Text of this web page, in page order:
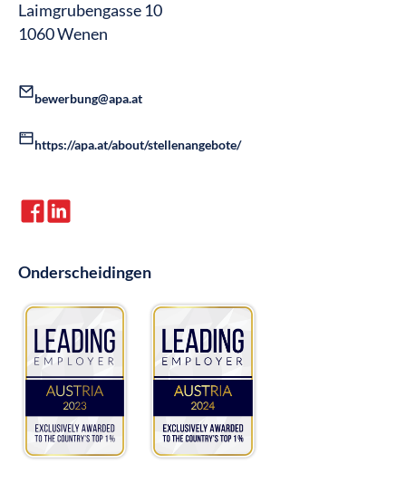
Laimgrubengasse 10
1060 Wenen
bewerbung@apa.at
https://apa.at/about/stellenangebote/
Onderscheidingen